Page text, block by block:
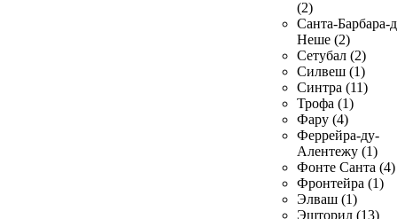
(2)
Санта-Барбара-
Неше (2)
Сетубал (2)
Силвеш (1)
Синтра (11)
Трофа (1)
Фару (4)
Феррейра-ду-
Алентежу (1)
Фонте Санта (4)
Фронтейра (1)
Элваш (1)
Эшторил (13)